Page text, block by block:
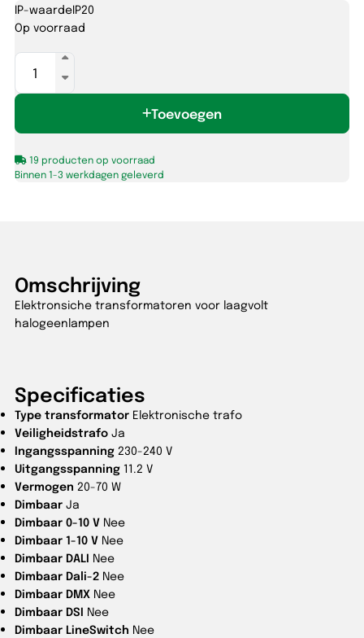
IP-waardeIP20
Op voorraad
Halotronic
Mouse
HTM70
Toevoegen
19 producten op voorraad
Binnen 1-3 werkdagen geleverd
Omschrijving
Elektronsiche transformatoren voor laagvolt
halogeenlampen
Specificaties
Type transformator Elektronische trafo
Veiligheidstrafo Ja
Ingangsspanning 230-240 V
Uitgangsspanning 11.2 V
Vermogen 20-70 W
Dimbaar Ja
Dimbaar 0-10 V Nee
Dimbaar 1-10 V Nee
Dimbaar DALI Nee
Dimbaar Dali-2 Nee
Dimbaar DMX Nee
Dimbaar DSI Nee
Dimbaar LineSwitch Nee